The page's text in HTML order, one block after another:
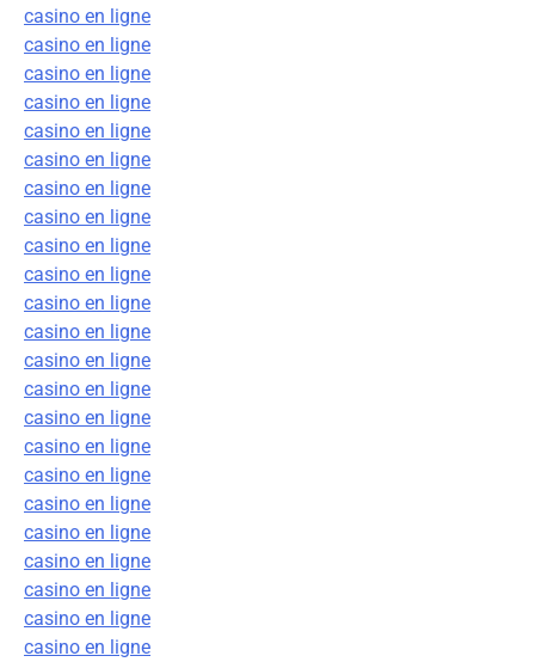
casino en ligne
casino en ligne
casino en ligne
casino en ligne
casino en ligne
casino en ligne
casino en ligne
casino en ligne
casino en ligne
casino en ligne
casino en ligne
casino en ligne
casino en ligne
casino en ligne
casino en ligne
casino en ligne
casino en ligne
casino en ligne
casino en ligne
casino en ligne
casino en ligne
casino en ligne
casino en ligne